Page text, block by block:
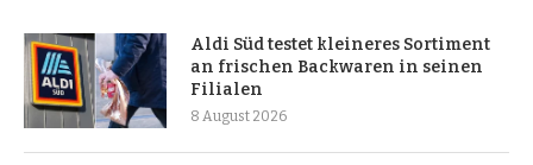
Aldi Süd testet kleineres Sortiment
an frischen Backwaren in seinen
Filialen
8 August 2026